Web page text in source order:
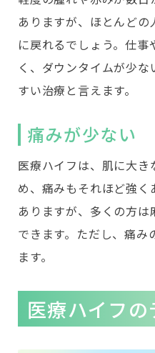
ありますが、ほとんど
に戻れるでしょう。仕
く、ダウンタイムが少
すい治療と言えます。
痛みが少ない
医療ハイフは、肌に大
め、痛みもそれほど強
ありますが、多くの方
できます。ただし、痛み
ます。
医療ハイフ